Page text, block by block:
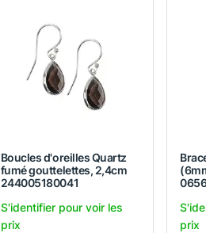
Boucles d'oreilles Quartz
fumé gouttelettes, 2,4cm
244005180041
S'identifier pour voir les
prix
prix